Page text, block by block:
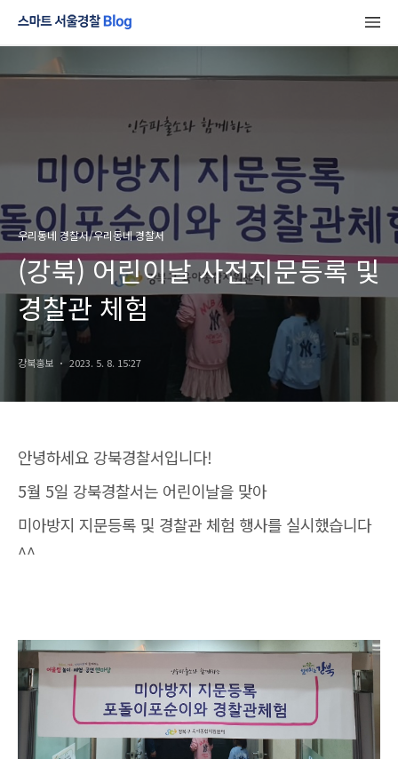
우리동네 경찰서/우리동네 경찰서
(강북) 어린이날 사전지문등록 및
경찰관 체험
강북홍보 2023. 5. 8. 15:27
안녕하세요 강북경찰서입니다!
5월 5일 강북경찰서는 어린이날을 맞아
미아방지 지문등록 및 경찰관 체험 행사를 실시했습니다
^^